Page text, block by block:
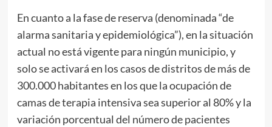
En cuanto a la fase de reserva (denominada “de
alarma sanitaria y epidemiológica”), en la situación
actual no está vigente para ningún municipio, y
solo se activará en los casos de distritos de más de
300.000 habitantes en los que la ocupación de
camas de terapia intensiva sea superior al 80% y la
variación porcentual del número de pacientes